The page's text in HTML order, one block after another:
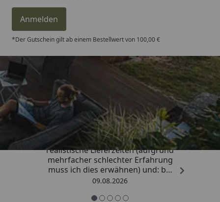
Anmelden
*Der Gutschein gilt ab einem Bestellwert von 100,00 €
Trusted Shops
4,81/ 5
„Sehr gute Qualitäts-Markenware,
realistische Lieferzeiten (aufgrund
mehrfacher schlechter Erfahrung
muss ich dies erwähnen) und: bei
Kritik kommt die Antwort
Menschen mit Verstand und nicht
09.08.2026